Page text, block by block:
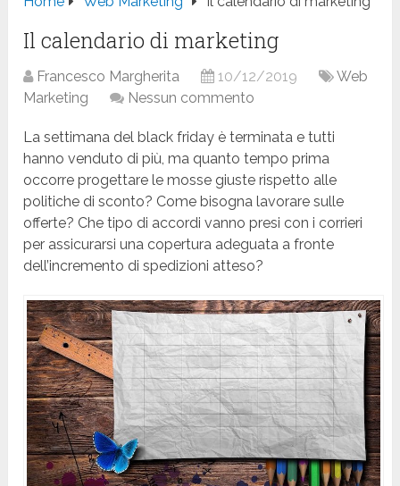
Il calendario di marketing
Francesco Margherita 10/12/2019
Web
Marketing
Nessun commento
La settimana del black friday è terminata e tutti
hanno venduto di più, ma quanto tempo prima
occorre progettare le mosse giuste rispetto alle
politiche di sconto? Come bisogna lavorare sulle
offerte? Che tipo di accordi vanno presi con i corrieri
per assicurarsi una copertura adeguata a fronte
dell’incremento di spedizioni atteso?